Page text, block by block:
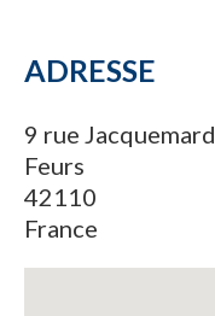
ADRESSE
9 rue Jacquemard
Feurs
42110
France